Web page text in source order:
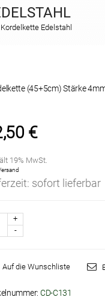
Edelstahl
(45+5cm) Stärke
€
19% MwSt.
sofort lieferbar
Auf die Wunschliste
CD-C131